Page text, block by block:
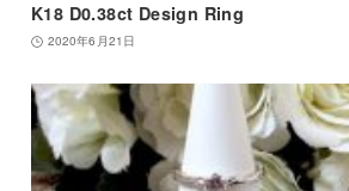
K18 D0.38ct Design Ring
2020年6月21日